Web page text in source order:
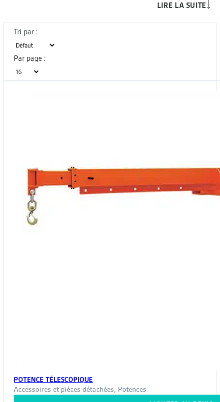
composants techniques d’origine ou compatibles, disponibles
immédiatement pour limiter les arrêts machines : batteries,
fourches, roues, galets, potences, accessoires de magasinage,
etc. Un service réactif et professionnel, adapté aux contraintes
du secteur logistique, agroalimentaire ou industriel.
LIRE LA SUITE
Tri par :
Par page :
POTENCE TÉLESCOPIQUE
Accessoires et pièces détachées, Potences